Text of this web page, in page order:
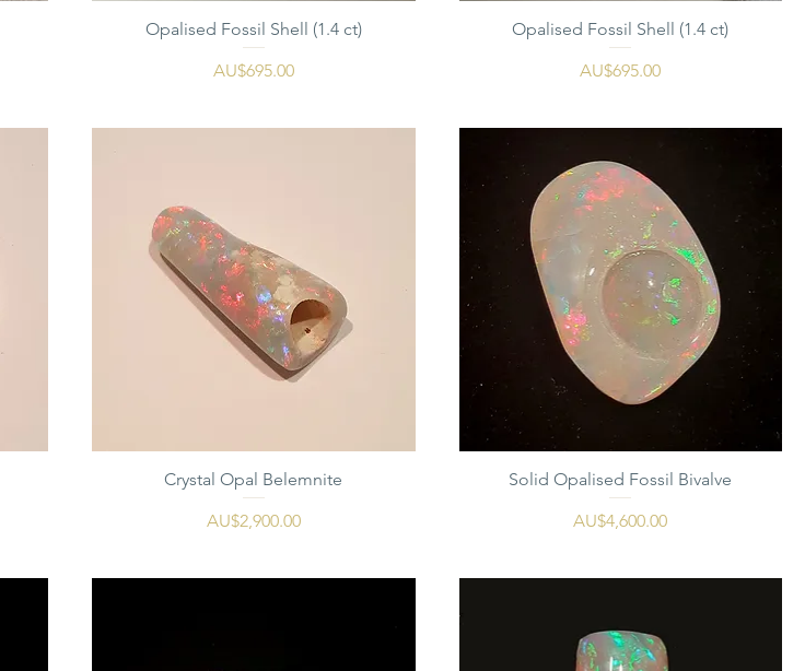
Opalised Fossil Shell (1.4 ct)
가격
AU$695.00
Opalised Fossil Shell (1.4 ct)
가격
AU$695.00
Crystal Opal Belemnite
가격
AU$2,900.00
Solid Opalised Fossil Bivalve
가격
AU$4,600.00